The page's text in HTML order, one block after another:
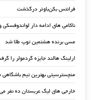
فرانتس بکن‌باوئر درگذشت
ناکامی های ادامه دار لواندوفسکی
مسی برنده هشتمین توپ طلا شد
ارلینگ هالند جایزه گردمولر را
منچسترسیتی بهترین تیم باشگاهی
خارجی های لیگ عربستان ده نفر